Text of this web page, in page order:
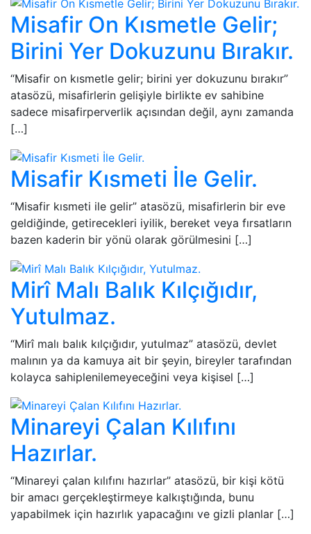
Misafir On Kısmetle Gelir;
Birini Yer Dokuzunu Bırakır.
“Misafir on kısmetle gelir; birini yer dokuzunu bırakır”
atasözü, misafirlerin gelişiyle birlikte ev sahibine
sadece misafirperverlik açısından değil, aynı zamanda
[…]
Misafir Kısmeti İle Gelir.
“Misafir kısmeti ile gelir” atasözü, misafirlerin bir eve
geldiğinde, getirecekleri iyilik, bereket veya fırsatların
bazen kaderin bir yönü olarak görülmesini […]
Mirî Malı Balık Kılçığıdır,
Yutulmaz.
“Mirî malı balık kılçığıdır, yutulmaz” atasözü, devlet
malının ya da kamuya ait bir şeyin, bireyler tarafından
kolayca sahiplenilemeyeceğini veya kişisel […]
Minareyi Çalan Kılıfını
Hazırlar.
“Minareyi çalan kılıfını hazırlar” atasözü, bir kişi kötü
bir amacı gerçekleştirmeye kalkıştığında, bunu
yapabilmek için hazırlık yapacağını ve gizli planlar […]